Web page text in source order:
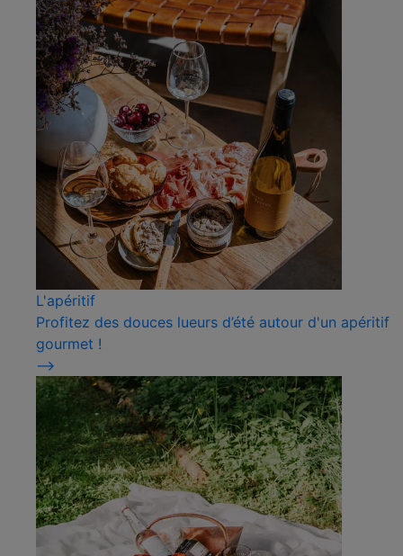
L'apéritif
Profitez des douces lueurs d’été autour d'un apéritif
gourmet !
⟶